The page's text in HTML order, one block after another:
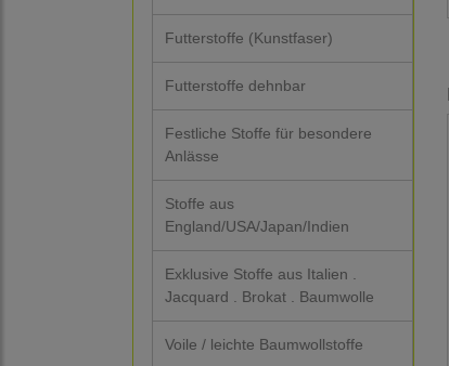
Futterstoffe (Kunstfaser)
Futterstoffe dehnbar
Festliche Stoffe für besondere
Anlässe
Stoffe aus
England/USA/Japan/Indien
Exklusive Stoffe aus Italien .
Jacquard . Brokat . Baumwolle
Voile / leichte Baumwollstoffe